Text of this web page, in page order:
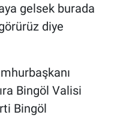
gelsek burada
diye
Bingöl Valisi
Bingöl